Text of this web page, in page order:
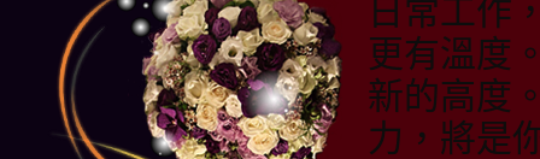
日常工作
更有溫度
新的高度
力，將是